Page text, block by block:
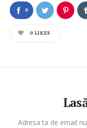
0
0 LIKES
Adresa ta de email